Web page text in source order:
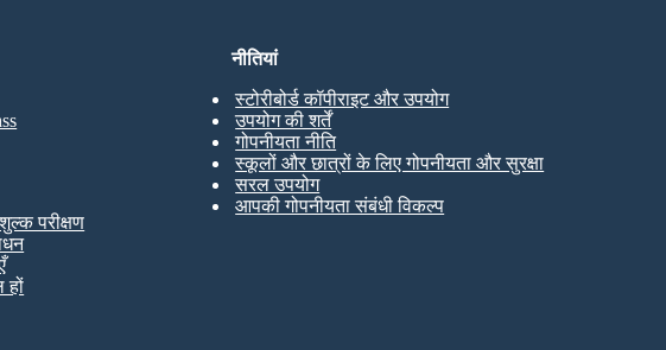
परीक्षण
हों
नीतियां
स्टोरीबोर्ड कॉपीराइट और उपयोग
उपयोग की शर्तें
गोपनीयता नीति
स्कूलों और छात्रों के लिए गोपनीयता और सुरक्षा
सरल उपयोग
आपकी गोपनीयता संबंधी विकल्प